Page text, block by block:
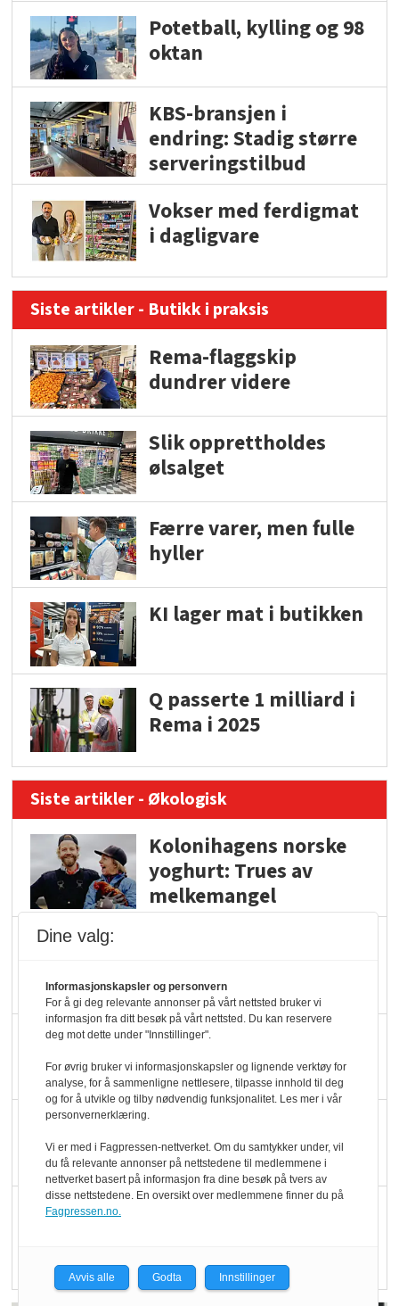
Potetball, kylling og 98
oktan
KBS-bransjen i
endring: Stadig større
serveringstilbud
Vokser med ferdigmat
i dagligvare
Siste artikler - Butikk i praksis
Rema-flaggskip
dundrer videre
Slik opprettholdes
ølsalget
Færre varer, men fulle
hyller
KI lager mat i butikken
Q passerte 1 milliard i
Rema i 2025
Siste artikler - Økologisk
Kolonihagens norske
yoghurt: Trues av
melkemangel
hederspris
Blir enklere å velge
økologisk i butikkhylla
Kolonihagen sliter
med å få tak i nok melk
det?
Dine valg:
Informasjonskapsler og personvern
For å gi deg relevante annonser på vårt nettsted bruker vi
informasjon fra ditt besøk på vårt nettsted. Du kan reservere
deg mot dette under "Innstillinger".
For øvrig bruker vi informasjonskapsler og lignende verktøy for
analyse, for å sammenligne nettlesere, tilpasse innhold til deg
og for å utvikle og tilby nødvendig funksjonalitet. Les mer i vår
personvernerklæring.
Vi er med i Fagpressen-nettverket. Om du samtykker under, vil
du få relevante annonser på nettstedene til medlemmene i
nettverket basert på informasjon fra dine besøk på tvers av
disse nettstedene. En oversikt over medlemmene finner du på
Fagpressen.no.
Avvis alle Godta Innstillinger